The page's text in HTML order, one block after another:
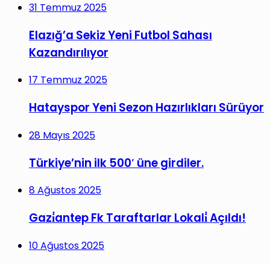
31 Temmuz 2025
Elazığ’a Sekiz Yeni Futbol Sahası
Kazandırılıyor
17 Temmuz 2025
Hatayspor Yeni Sezon Hazırlıkları Sürüyor
28 Mayıs 2025
Türkiye’nin ilk 500′ üne girdiler.
8 Ağustos 2025
Gazi̇antep Fk Taraftarlar Lokali̇ Açıldı!
10 Ağustos 2025